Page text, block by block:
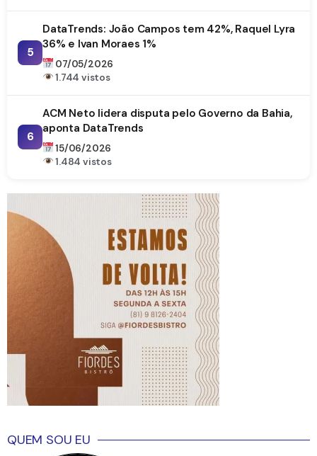
5
DataTrends: João Campos tem 42%, Raquel Lyra
36% e Ivan Moraes 1%
07/05/2026
1.744 vistos
6
ACM Neto lidera disputa pelo Governo da Bahia,
aponta DataTrends
15/06/2026
1.484 vistos
QUEM SOU EU